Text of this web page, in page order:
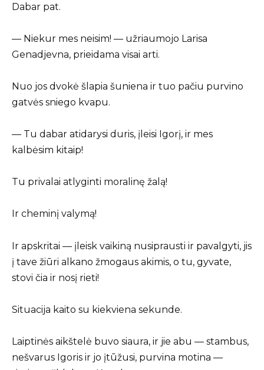
Dabar pat.
— Niekur mes neisim! — užriaumojo Larisa
Genadjevna, prieidama visai arti.
Nuo jos dvokė šlapia šuniena ir tuo pačiu purvino
gatvės sniego kvapu.
— Tu dabar atidarysi duris, įleisi Igorį, ir mes
kalbėsim kitaip!
Tu privalai atlyginti moralinę žalą!
Ir cheminį valymą!
Ir apskritai — įleisk vaikiną nusiprausti ir pavalgyti, jis
į tave žiūri alkano žmogaus akimis, o tu, gyvate,
stovi čia ir nosį rieti!
Situacija kaito su kiekviena sekunde.
Laiptinės aikštelė buvo siaura, ir jie abu — stambus,
nešvarus Igoris ir jo įtūžusi, purvina motina —